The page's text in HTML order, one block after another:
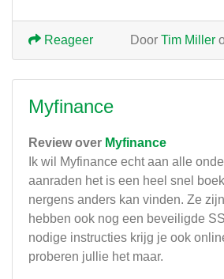
Door Tim Miller
Reageer
Myfinance
Review over Myfinance
Ik wil Myfinance echt aan alle
aanraden het is een heel snel
nergens anders kan vinden. Ze
hebben ook nog een beveiligde
nodige instructies krijg je ook
proberen jullie het maar.